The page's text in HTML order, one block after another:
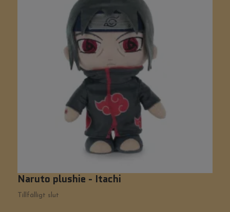
Naruto plushie - Itachi
Tillfälligt slut